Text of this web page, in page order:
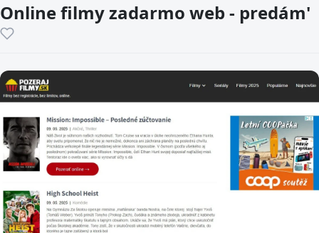
Online filmy zadarmo web - predám'